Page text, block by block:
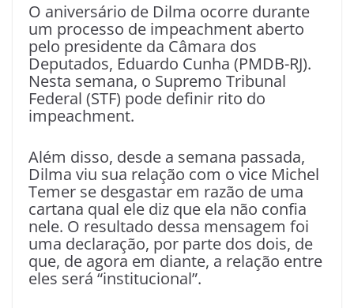
O aniversário de Dilma ocorre durante
um processo de impeachment aberto
pelo presidente da Câmara dos
Deputados, Eduardo Cunha (PMDB-RJ).
Nesta semana, o Supremo Tribunal
Federal (STF) pode definir rito do
impeachment.
Além disso, desde a semana passada,
Dilma viu sua relação com o vice Michel
Temer se desgastar em razão de uma
cartana qual ele diz que ela não confia
nele. O resultado dessa mensagem foi
uma declaração, por parte dos dois, de
que, de agora em diante, a relação entre
eles será “institucional”.